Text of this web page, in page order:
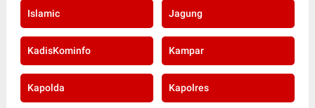
Islamic Jagung
KadisKominfo Kampar
Kapolda Kapolres